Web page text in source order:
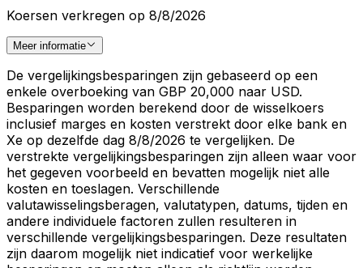
Koersen verkregen op 8/8/2026
Meer informatie
De vergelijkingsbesparingen zijn gebaseerd op een
enkele overboeking van GBP 20,000 naar USD.
Besparingen worden berekend door de wisselkoers
inclusief marges en kosten verstrekt door elke bank en
Xe op dezelfde dag 8/8/2026 te vergelijken. De
verstrekte vergelijkingsbesparingen zijn alleen waar voor
het gegeven voorbeeld en bevatten mogelijk niet alle
kosten en toeslagen. Verschillende
valutawisselingsberagen, valutatypen, datums, tijden en
andere individuele factoren zullen resulteren in
verschillende vergelijkingsbesparingen. Deze resultaten
zijn daarom mogelijk niet indicatief voor werkelijke